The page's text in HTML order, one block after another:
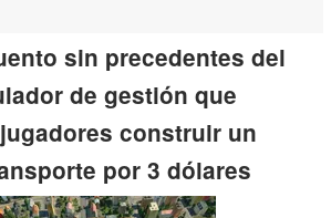
sin precedentes del
de gestión que
construir un
por 3 dólares